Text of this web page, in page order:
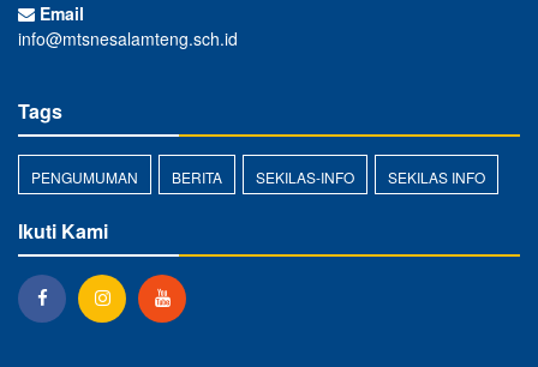
Email
info@mtsnesalamteng.sch.id
Tags
PENGUMUMAN BERITA SEKILAS-INFO SEKILAS INFO
Ikuti Kami